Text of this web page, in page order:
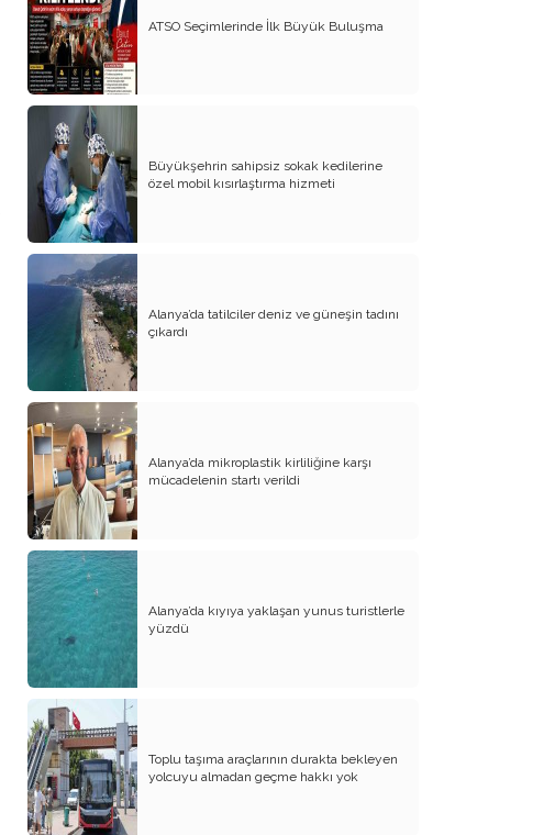
Doğmak Üzere Güneş
Annelik, Babalık Gibi Öğretmenlik De
Bir Sevgi Sanatıdır
Boş Pitak
Dilem Gözde’nin Güncesi
Benin de Suçum Var, Ben de
Kabahatliyim!
Anne Gibi, Baba Gibi Olmalı Bir
Öğretmen
Zulme Karşı Direnmenin Öğretmeni:
İbrahim Kaypakkaya
Halkımız İçin Toprağa Düşenlerimiz
Onca Yıl Geçti Aradan Yüreğim Sızlar
Hâlâ
Ser Verip Sır Vermeyen Bir Yiğit
Kadınlarımız, Bizim Kadınlarımız!
İçimizdeki Donmuş Denize İnen Güçlü
Bir Balta
İstanbul’da Yeni Bir Köy Enstitüsü
Aksekili Hayriye Duruk Ana
Angarya Değil Bu İş
Sevdiğim Öğretmenelerimin Pek Çoğu
Köy Enstitülü Hep
Tam 107 Yıl Önce, Ne Diyor Ziya
Gökalp?
ATSO Seçimlerinde İlk Büyük Buluşma
Büyükşehrin sahipsiz sokak kedilerine
özel mobil kısırlaştırma hizmeti
Alanya’da tatilciler deniz ve güneşin tadını
çıkardı
Alanya’da mikroplastik kirliliğine karşı
mücadelenin startı verildi
Alanya’da kıyıya yaklaşan yunus turistlerle
yüzdü
Toplu taşıma araçlarının durakta bekleyen
yolcuyu almadan geçme hakkı yok